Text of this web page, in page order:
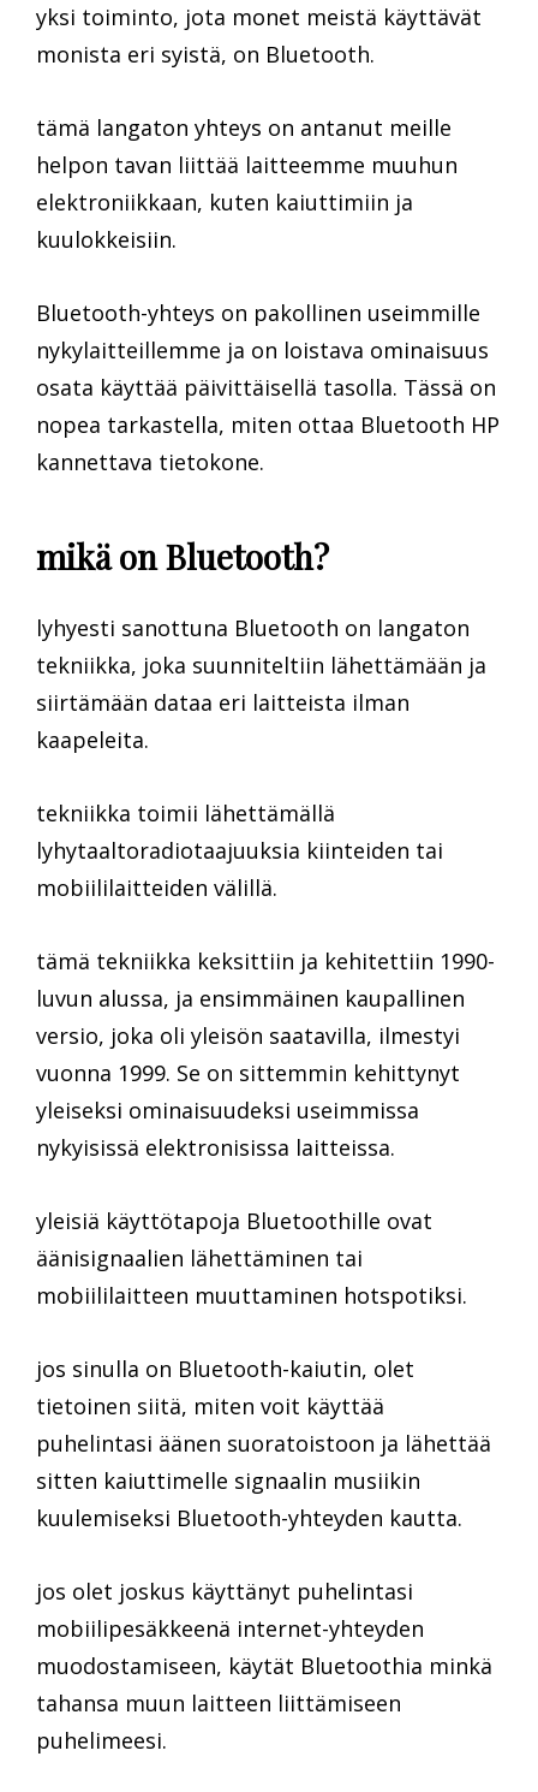
yksi toiminto, jota monet meistä käyttävät
monista eri syistä, on Bluetooth.
tämä langaton yhteys on antanut meille
helpon tavan liittää laitteemme muuhun
elektroniikkaan, kuten kaiuttimiin ja
kuulokkeisiin.
Bluetooth-yhteys on pakollinen useimmille
nykylaitteillemme ja on loistava ominaisuus
osata käyttää päivittäisellä tasolla. Tässä on
nopea tarkastella, miten ottaa Bluetooth HP
kannettava tietokone.
mikä on Bluetooth?
lyhyesti sanottuna Bluetooth on langaton
tekniikka, joka suunniteltiin lähettämään ja
siirtämään dataa eri laitteista ilman
kaapeleita.
tekniikka toimii lähettämällä
lyhytaaltoradiotaajuuksia kiinteiden tai
mobiililaitteiden välillä.
tämä tekniikka keksittiin ja kehitettiin 1990-
luvun alussa, ja ensimmäinen kaupallinen
versio, joka oli yleisön saatavilla, ilmestyi
vuonna 1999. Se on sittemmin kehittynyt
yleiseksi ominaisuudeksi useimmissa
nykyisissä elektronisissa laitteissa.
yleisiä käyttötapoja Bluetoothille ovat
äänisignaalien lähettäminen tai
mobiililaitteen muuttaminen hotspotiksi.
jos sinulla on Bluetooth-kaiutin, olet
tietoinen siitä, miten voit käyttää
puhelintasi äänen suoratoistoon ja lähettää
sitten kaiuttimelle signaalin musiikin
kuulemiseksi Bluetooth-yhteyden kautta.
jos olet joskus käyttänyt puhelintasi
mobiilipesäkkeenä internet-yhteyden
muodostamiseen, käytät Bluetoothia minkä
tahansa muun laitteen liittämiseen
puhelimeesi.